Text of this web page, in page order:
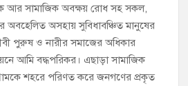
আর সামাজিক অবক্ষয় রোধ সহ সকল,
অবহেলিত অসহায় সুবিধাবঞ্চিত মানুষের
পুরুষ ও নারীর সমাজের অধিকার
আমি বদ্ধপরিকর। এছাড়া সামাজিক
গ্রামকে শহরে পরিণত করে জনগণের প্রকৃত